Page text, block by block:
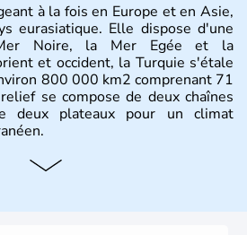
à la fois en Europe et en Asie,
eurasiatique. Elle dispose d'une
Noire, la Mer Egée et la
et occident, la Turquie s'étale
800 000 km2 comprenant 71
se compose de deux chaînes
deux plateaux pour un climat